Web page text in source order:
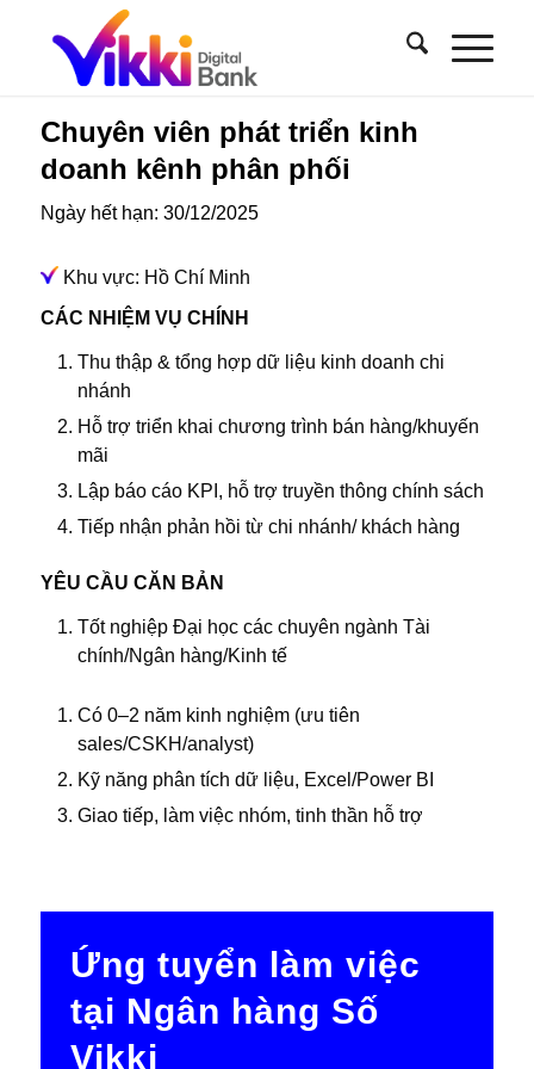
Chuyên viên phát triển kinh
doanh kênh phân phối
Ngày hết hạn: 30/12/2025
Khu vực: Hồ Chí Minh
CÁC NHIỆM VỤ CHÍNH
Thu thập & tổng hợp dữ liệu kinh doanh chi
nhánh
Hỗ trợ triển khai chương trình bán hàng/khuyến
mãi
Lập báo cáo KPI, hỗ trợ truyền thông chính sách
Tiếp nhận phản hồi từ chi nhánh/ khách hàng
YÊU CẦU CĂN BẢN
Tốt nghiệp Đại học các chuyên ngành Tài
chính/Ngân hàng/Kinh tế
Có 0–2 năm kinh nghiệm (ưu tiên
sales/CSKH/analyst)
Kỹ năng phân tích dữ liệu, Excel/Power BI
Giao tiếp, làm việc nhóm, tinh thần hỗ trợ
Ứng tuyển làm việc
tại Ngân hàng Số
Vikki